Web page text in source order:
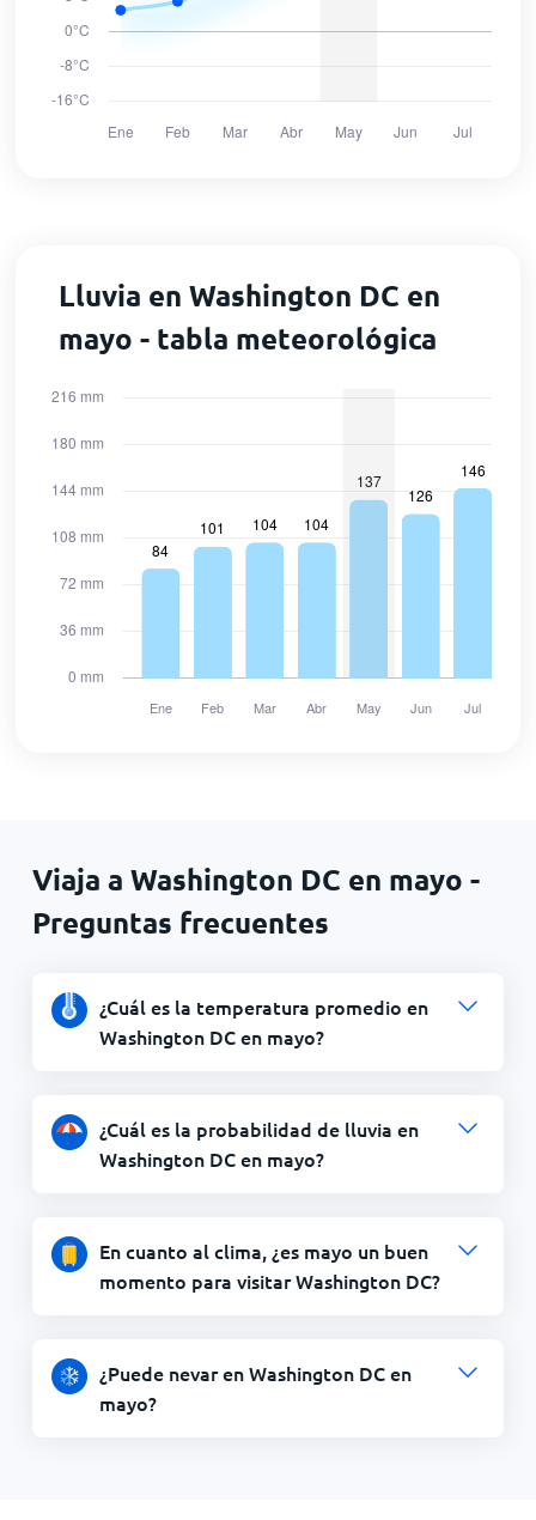
Lluvia en Washington DC en
mayo - tabla meteorológica
Viaja a Washington DC en mayo -
Preguntas frecuentes
¿Cuál es la temperatura promedio en
Washington DC en mayo?
¿Cuál es la probabilidad de lluvia en
Washington DC en mayo?
En cuanto al clima, ¿es mayo un buen
momento para visitar Washington DC?
¿Puede nevar en Washington DC en
mayo?